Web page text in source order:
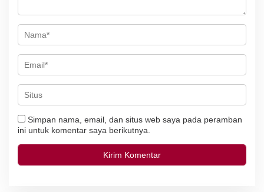
Simpan nama, email, dan situs web saya pada peramban
ini untuk komentar saya berikutnya.